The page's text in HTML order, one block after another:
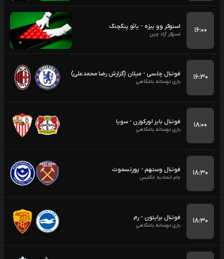
۱۶:۰۰ اسنوکر وو ییزه - یائو پنگچنگ
اسنوکر آزاد چین
۱۶:۳۰ فوتبال چلسی - میلان (گزارش رضا محمدعلی)
بازی دوستانه باشگاهی
۱۸:۰۰ فوتبال بایر لورکوزن - سویا
بازی دوستانه باشگاهی
۱۸:۳۰ فوتبال وستهم - پورتسموث
جام اتحادیه انگلیس
۱۸:۳۰ فوتبال برایتون - رم
بازی دوستانه باشگاهی